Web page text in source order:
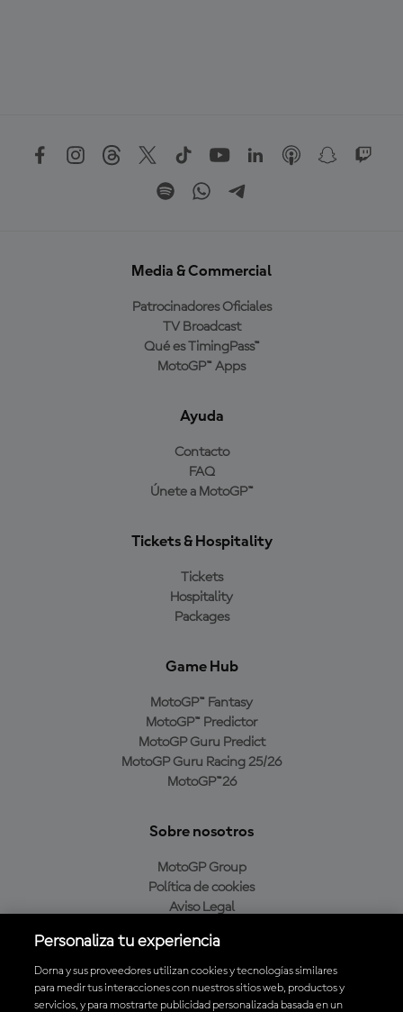
Media & Commercial
Patrocinadores Oficiales
TV Broadcast
Qué es TimingPass™
MotoGP™ Apps
Ayuda
Contacto
FAQ
Únete a MotoGP™
Tickets & Hospitality
Tickets
Hospitality
Packages
Game Hub
MotoGP™ Fantasy
MotoGP™ Predictor
MotoGP Guru Predict
MotoGP Guru Racing 25/26
MotoGP™26
Sobre nosotros
MotoGP Group
Política de cookies
Aviso Legal
Política de compra
Personaliza tu experiencia
Dorna y sus proveedores utilizan cookies y tecnologías similares
para medir tus interacciones con nuestros sitios web, productos y
servicios, y para mostrarte publicidad personalizada basada en un